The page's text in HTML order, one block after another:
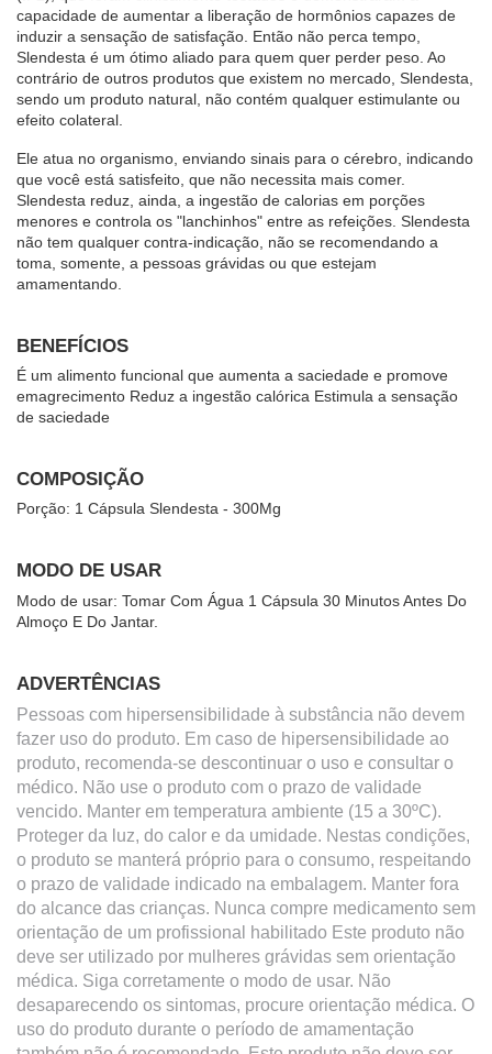
capacidade de aumentar a liberação de hormônios capazes de
induzir a sensação de satisfação. Então não perca tempo,
Slendesta é um ótimo aliado para quem quer perder peso. Ao
contrário de outros produtos que existem no mercado, Slendesta,
sendo um produto natural, não contém qualquer estimulante ou
efeito colateral.
Ele atua no organismo, enviando sinais para o cérebro, indicando
que você está satisfeito, que não necessita mais comer.
Slendesta reduz, ainda, a ingestão de calorias em porções
menores e controla os "lanchinhos" entre as refeições. Slendesta
não tem qualquer contra-indicação, não se recomendando a
toma, somente, a pessoas grávidas ou que estejam
amamentando.
BENEFÍCIOS
É um alimento funcional que aumenta a saciedade e promove
emagrecimento Reduz a ingestão calórica Estimula a sensação
de saciedade
COMPOSIÇÃO
Porção: 1 Cápsula Slendesta - 300Mg
MODO DE USAR
Modo de usar: Tomar Com Água 1 Cápsula 30 Minutos Antes Do
Almoço E Do Jantar.
ADVERTÊNCIAS
Pessoas com hipersensibilidade à substância não devem
fazer uso do produto. Em caso de hipersensibilidade ao
produto, recomenda-se descontinuar o uso e consultar o
médico. Não use o produto com o prazo de validade
vencido. Manter em temperatura ambiente (15 a 30ºC).
Proteger da luz, do calor e da umidade. Nestas condições,
o produto se manterá próprio para o consumo, respeitando
o prazo de validade indicado na embalagem. Manter fora
do alcance das crianças. Nunca compre medicamento sem
orientação de um profissional habilitado Este produto não
deve ser utilizado por mulheres grávidas sem orientação
médica. Siga corretamente o modo de usar. Não
desaparecendo os sintomas, procure orientação médica. O
uso do produto durante o período de amamentação